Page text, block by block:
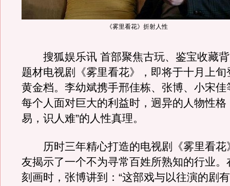
《雾里看花》折射人性
搜狐娱乐讯 首部聚焦古玩、鉴宝收藏背
题材电视剧《雾里看花》，即将于十月上旬
黄金档。李幼斌携手邢佳栋、张博、小宋佳
每个人面对巨大的利益时，迥异的人物性格
易，识人难”的人性真理。
历时三年精心打造的电视剧《雾里看花
友揭示了一个不为寻常百姓所熟知的行业。
刻画时，张博讲到：“这部戏与以往演的剧